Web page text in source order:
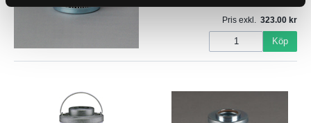
Pris exkl. 323.00
Köp